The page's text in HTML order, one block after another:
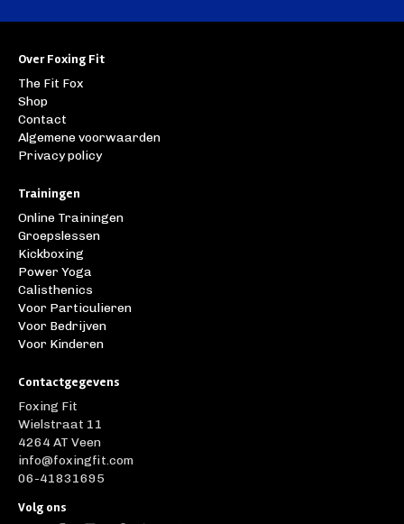
Over Foxing Fit
The Fit Fox
Shop
Contact
Algemene voorwaarden
Privacy policy
Trainingen
Online Trainingen
Groepslessen
Kickboxing
Power Yoga
Calisthenics
Voor Particulieren
Voor Bedrijven
Voor Kinderen
Contactgegevens
Foxing Fit
Wielstraat 11
4264 AT Veen
info@foxingfit.com
06-41831695
Volg ons